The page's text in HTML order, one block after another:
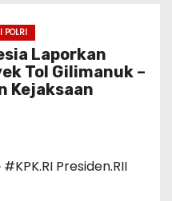
POLRI
Laporkan
Tol Gilimanuk –
Kejaksaan
#KPK.RI Presiden.RII